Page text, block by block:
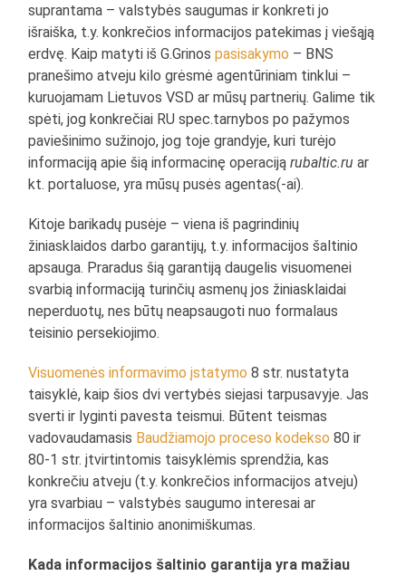
suprantama – valstybės saugumas ir konkreti jo
išraiška, t.y. konkrečios informacijos patekimas į viešąją
erdvę. Kaip matyti iš G.Grinospasisakymo – BNS
pranešimo atveju kilo grėsmė agentūriniam tinklui –
kuruojamam Lietuvos VSD ar mūsų partnerių. Galime tik
spėti, jog konkrečiai RU spec.tarnybos po pažymos
paviešinimo sužinojo, jog toje grandyje, kuri turėjo
informaciją apie šią informacinę operacijąrubaltic.ru ar
kt. portaluose, yra mūsų pusės agentas(-ai).
Kitoje barikadų pusėje – viena iš pagrindinių
žiniasklaidos darbo garantijų, t.y. informacijos šaltinio
apsauga. Praradus šią garantiją daugelis visuomenei
svarbią informaciją turinčių asmenų jos žiniasklaidai
neperduotų, nes būtų neapsaugoti nuo formalaus
teisinio persekiojimo.
Visuomenės informavimo įstatymo 8 str. nustatyta
taisyklė, kaip šios dvi vertybės siejasi tarpusavyje. Jas
sverti ir lyginti pavesta teismui. Būtent teismas
vadovaudamasis Baudžiamojo proceso kodekso 80 ir
80-1 str. įtvirtintomis taisyklėmis sprendžia, kas
konkrečiu atveju (t.y. konkrečios informacijos atveju)
yra svarbiau – valstybės saugumo interesai ar
informacijos šaltinio anonimiškumas.
Kada informacijos šaltinio garantija yra mažiau